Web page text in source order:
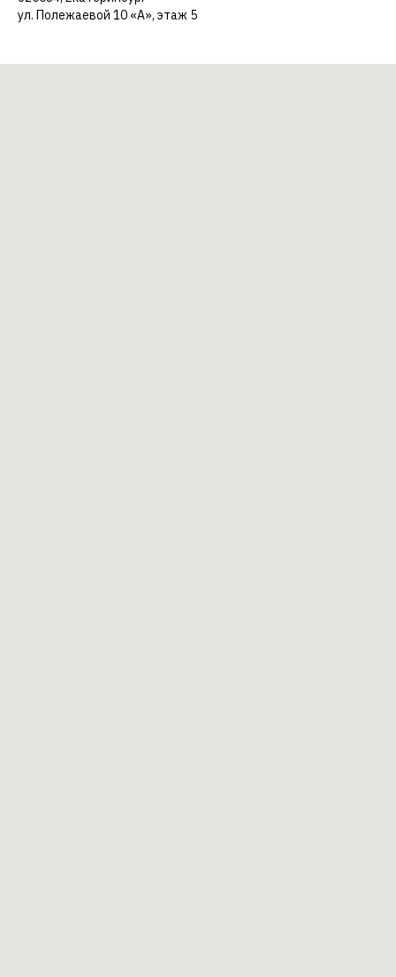
ул. Полежаевой 10 «А», этаж 5